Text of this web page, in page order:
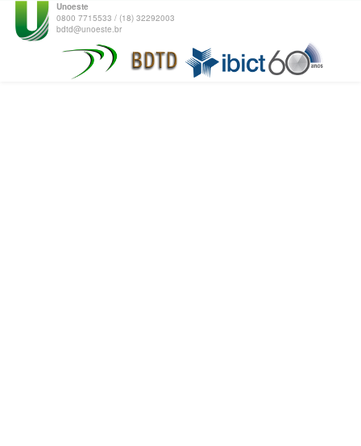
Unoeste
0800 7715533 / (18) 32292003
bdtd@unoeste.br